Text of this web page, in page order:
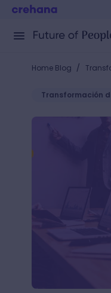
Home Blog /
Transformación
¿Qué es